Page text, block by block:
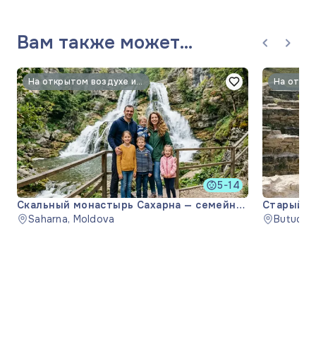
Вам также может
понравитьсяНа открытом воздухе и природа
5-14
Скальный монастырь Сахарна — семейная
экскурсия
Saharna, Moldova
Старый